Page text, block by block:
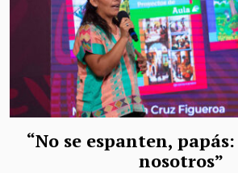
“No se espanten,
nosotros”